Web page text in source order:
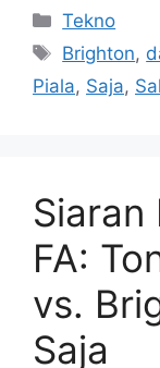
Kategori
Tekno
Tag
Brighton,
Piala, Saja,
Siaran
FA:
vs.
Saja